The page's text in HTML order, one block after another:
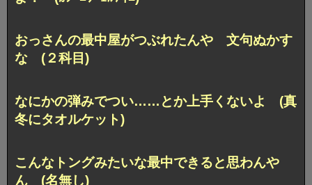
おっさんの最中屋がつぶれたんや 文句ぬかす
な (２科目)
なにかの弾みでつい……とか上手くないよ (真
冬にタオルケット)
こんなトングみたいな最中できると思わんや
ん (名無し)